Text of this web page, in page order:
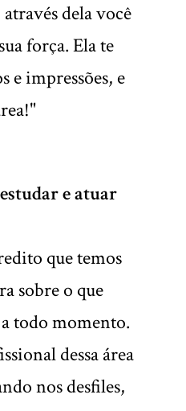
dela você
força. Ela te
impressões, e
e atuar
que temos
sobre o que
todo momento.
dessa área
nos desfiles,